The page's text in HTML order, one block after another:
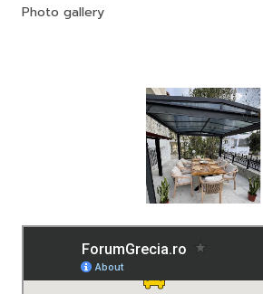
Photo gallery